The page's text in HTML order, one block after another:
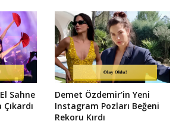
Sahne
Demet Özdemir'in Yeni
Instagram Pozları Beğeni
Rekoru Kırdı